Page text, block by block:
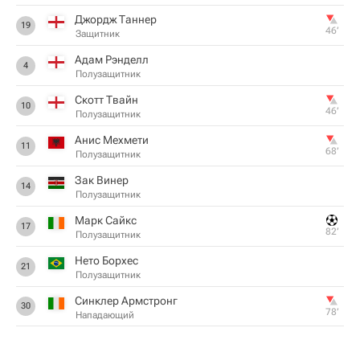
19 Джордж Таннер
Защитник 46‎’‎
4 Адам Рэнделл
Полузащитник
10 Скотт Твайн
Полузащитник 46‎’‎
11 Анис Мехмети
Полузащитник 68‎’‎
14 Зак Винер
Полузащитник
17 Марк Сайкс
Полузащитник 82‎’‎
21 Нето Борхес
Полузащитник
30 Синклер Армстронг
Нападающий 78‎’‎